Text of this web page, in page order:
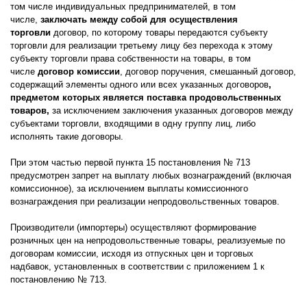
том числе индивидуальных предпринимателей, в том
числе, заключать между собой для осуществления
торговли договор, по которому товары передаются субъекту
торговли для реализации третьему лицу без перехода к этому
субъекту торговли права собственности на товары, в том
числе договор комиссии, договор поручения, смешанный договор,
содержащий элементы одного или всех указанных договоров,
предметом которых является поставка продовольственных
товаров, за исключением заключения указанных договоров между
субъектами торговли, входящими в одну группу лиц, либо
исполнять такие договоры.
При этом частью первой пункта 15 постановления № 713
предусмотрен запрет на выплату любых вознаграждений (включая
комиссионное), за исключением выплаты комиссионного
вознаграждения при реализации непродовольственных товаров.
Производители (импортеры) осуществляют формирование
розничных цен на непродовольственные товары, реализуемые по
договорам комиссии, исходя из отпускных цен и торговых
надбавок, установленных в соответствии с приложением 1 к
постановлению № 713.